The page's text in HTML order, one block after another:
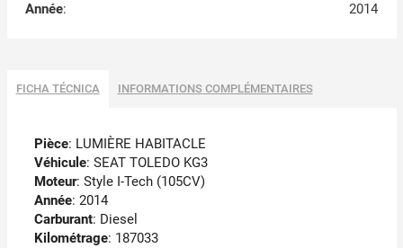
Année: 2014
FICHA TÉCNICA INFORMATIONS COMPLÉMENTAIRES
Pièce: LUMIÈRE HABITACLE
Véhicule: SEAT TOLEDO KG3
Moteur: Style I-Tech (105CV)
Année: 2014
Carburant: Diesel
Kilométrage: 187033